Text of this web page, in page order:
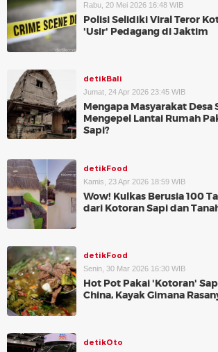
Rabu, 20 Mei 2026 16:48 WIB
Polisi Selidiki Viral Teror
'Usir' Pedagang di Jaktim
detikBali
Jumat, 24 Apr 2026 23:45 WIB
Mengapa Masyarakat Desa
Mengepel Lantai Rumah
Sapi?
detikFood
Kamis, 23 Apr 2026 18:59 WIB
Wow! Kulkas Berusia 100
dari Kotoran Sapi dan
detikFood
Senin, 30 Mar 2026 16:30 WIB
Hot Pot Pakai 'Kotoran'
China, Kayak Gimana
detikOto